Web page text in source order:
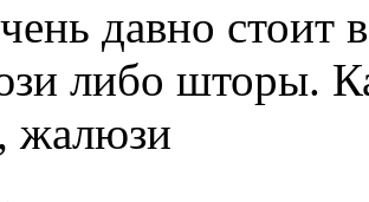
давно стоит
либо шторы.
жалюзи